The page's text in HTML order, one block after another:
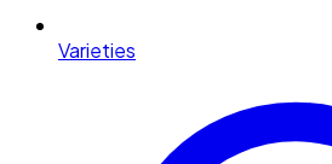
Varieties